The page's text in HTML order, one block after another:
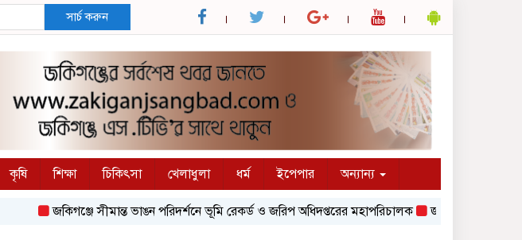
সার্চ করুন
কৃষি শিক্ষা চিকিৎসা খেলাধুলা ধর্ম ইপেপার অন্যান্য
জকিগঞ্জে সীমান্ত ভাঙন পরিদর্শনে ভূমি রেকর্ড ও জরিপ অধিদপ্তরের মহাপরিচালক জকিগঞ্জে নারী ও শিশু